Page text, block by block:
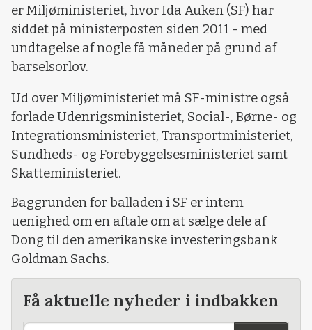
er Miljøministeriet, hvor Ida Auken (SF) har
siddet på ministerposten siden 2011 - med
undtagelse af nogle få måneder på grund af
barselsorlov.
Ud over Miljøministeriet må SF-ministre også
forlade Udenrigsministeriet, Social-, Børne- og
Integrationsministeriet, Transportministeriet,
Sundheds- og Forebyggelsesministeriet samt
Skatteministeriet.
Baggrunden for balladen i SF er intern
uenighed om en aftale om at sælge dele af
Dong til den amerikanske investeringsbank
Goldman Sachs.
Få aktuelle nyheder i indbakken